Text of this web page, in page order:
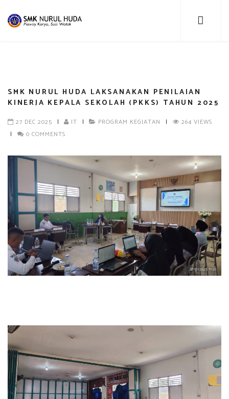
SMK NURUL HUDA LAKSANAKAN PENILAIAN
KINERJA KEPALA SEKOLAH (PKKS) TAHUN 2025
27 DEC 2025 | IT | PROGRAM KEGIATAN |
264 VIEWS
|
0 COMMENTS